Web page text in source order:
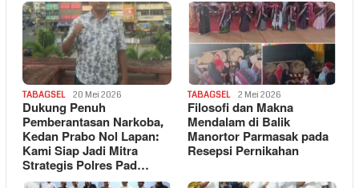
TABAGSEL 20 Mei 2026
Dukung Penuh
Pemberantasan Narkoba,
Kedan Prabo Nol Lapan:
Kami Siap Jadi Mitra
Strategis Polres Pad…
TABAGSEL 2 Mei 2026
Filosofi dan Makna
Mendalam di Balik
Manortor Parmasak pada
Resepsi Pernikahan